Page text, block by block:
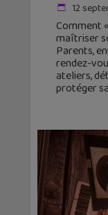
12
Comment
maîtriser
Parents,
rendez-
ateliers,
protéger